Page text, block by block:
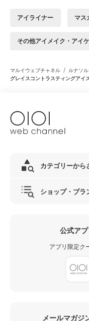
アイライナー マス
その他アイメイク・アイ
マルイウェブチャネル / ルナソル
グレイスコントラスティングアイ
カテゴリーから
ショップ・ブラ
公式ア
アプリ限定ク
メールマガジ